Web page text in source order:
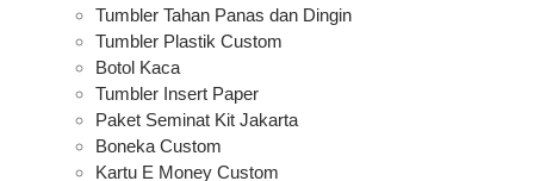
Tumbler Tahan Panas dan Dingin
Tumbler Plastik Custom
Botol Kaca
Tumbler Insert Paper
Paket Seminat Kit Jakarta
Boneka Custom
Kartu E Money Custom